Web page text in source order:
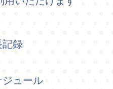
録
ュール